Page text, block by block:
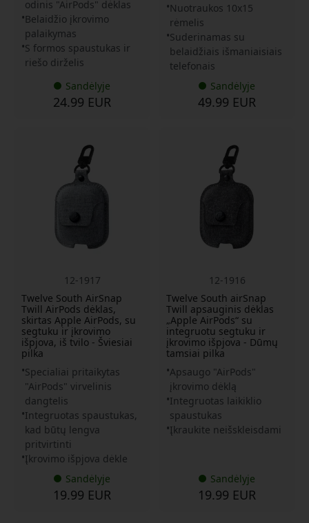
odinis "AirPods" dėklas
Belaidžio įkrovimo
palaikymas
S formos spaustukas ir
riešo dirželis
Sandėlyje
24.99 EUR
Nuotraukos 10x15
rėmelis
Suderinamas su
belaidžiais išmaniaisiais
telefonais
Sandėlyje
49.99 EUR
12-1917
Twelve South AirSnap
Twill AirPods dėklas,
skirtas Apple AirPods, su
segtuku ir įkrovimo
išpjova, iš tvilo - Šviesiai
pilka
Specialiai pritaikytas
"AirPods" virvelinis
dangtelis
Integruotas spaustukas,
kad būtų lengva
pritvirtinti
Įkrovimo išpjova dėkle
Sandėlyje
19.99 EUR
12-1916
Twelve South airSnap
Twill apsauginis dėklas
„Apple AirPods“ su
integruotu segtuku ir
įkrovimo išpjova - Dūmų
tamsiai pilka
Apsaugo "AirPods"
įkrovimo dėklą
Integruotas laikiklio
spaustukas
Įkraukite neišskleisdami
Sandėlyje
19.99 EUR